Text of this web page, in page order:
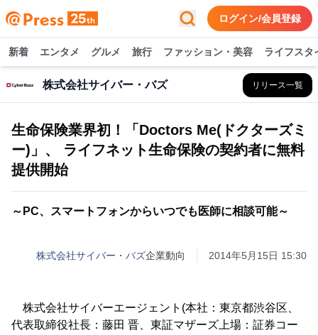
ログイン/会員登録
新着 エンタメ グルメ 旅行 ファッション・美容 ライフスタ
株式会社サイバー・バズ リリース一覧
生命保険業界初！「Doctors Me(ドクターズミ
ー)」、 ライフネット生命保険の契約者に無料
提供開始
～PC、スマートフォンからいつでも医師に相談可能～
株式会社サイバー・バズ企業動向 2014年5月15日 15:30
株式会社サイバーエージェント(本社：東京都渋谷区、
代表取締役社長：藤田 晋、東証マザーズ上場：証券コー